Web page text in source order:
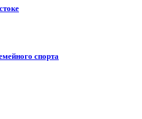
спорта